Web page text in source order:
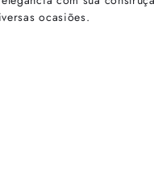
ocasiões.